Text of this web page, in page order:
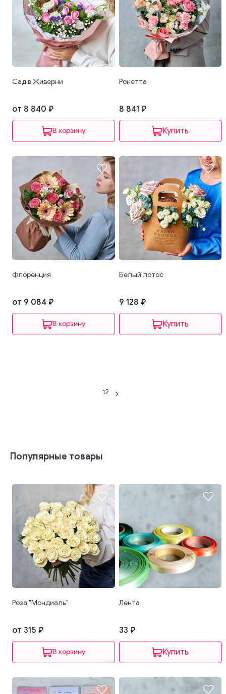
Сад в Живерни
от 8 840 ₽
В корзину
Ронетта
8 841 ₽
Флоренция
от 9 084 ₽
В корзину
Белый лотос
9 128 ₽
12
Популярные товары
Роза "Мондиаль"
от 315 ₽
В корзину
Лента
33 ₽